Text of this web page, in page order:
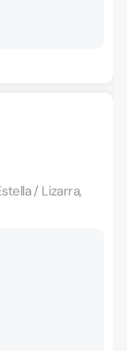
/ Lizarra,